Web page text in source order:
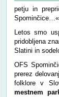
petju in
Spominčice…«
Letos smo
pridobljena
Slatini in
OFS
prerez
folklore v
mestnem